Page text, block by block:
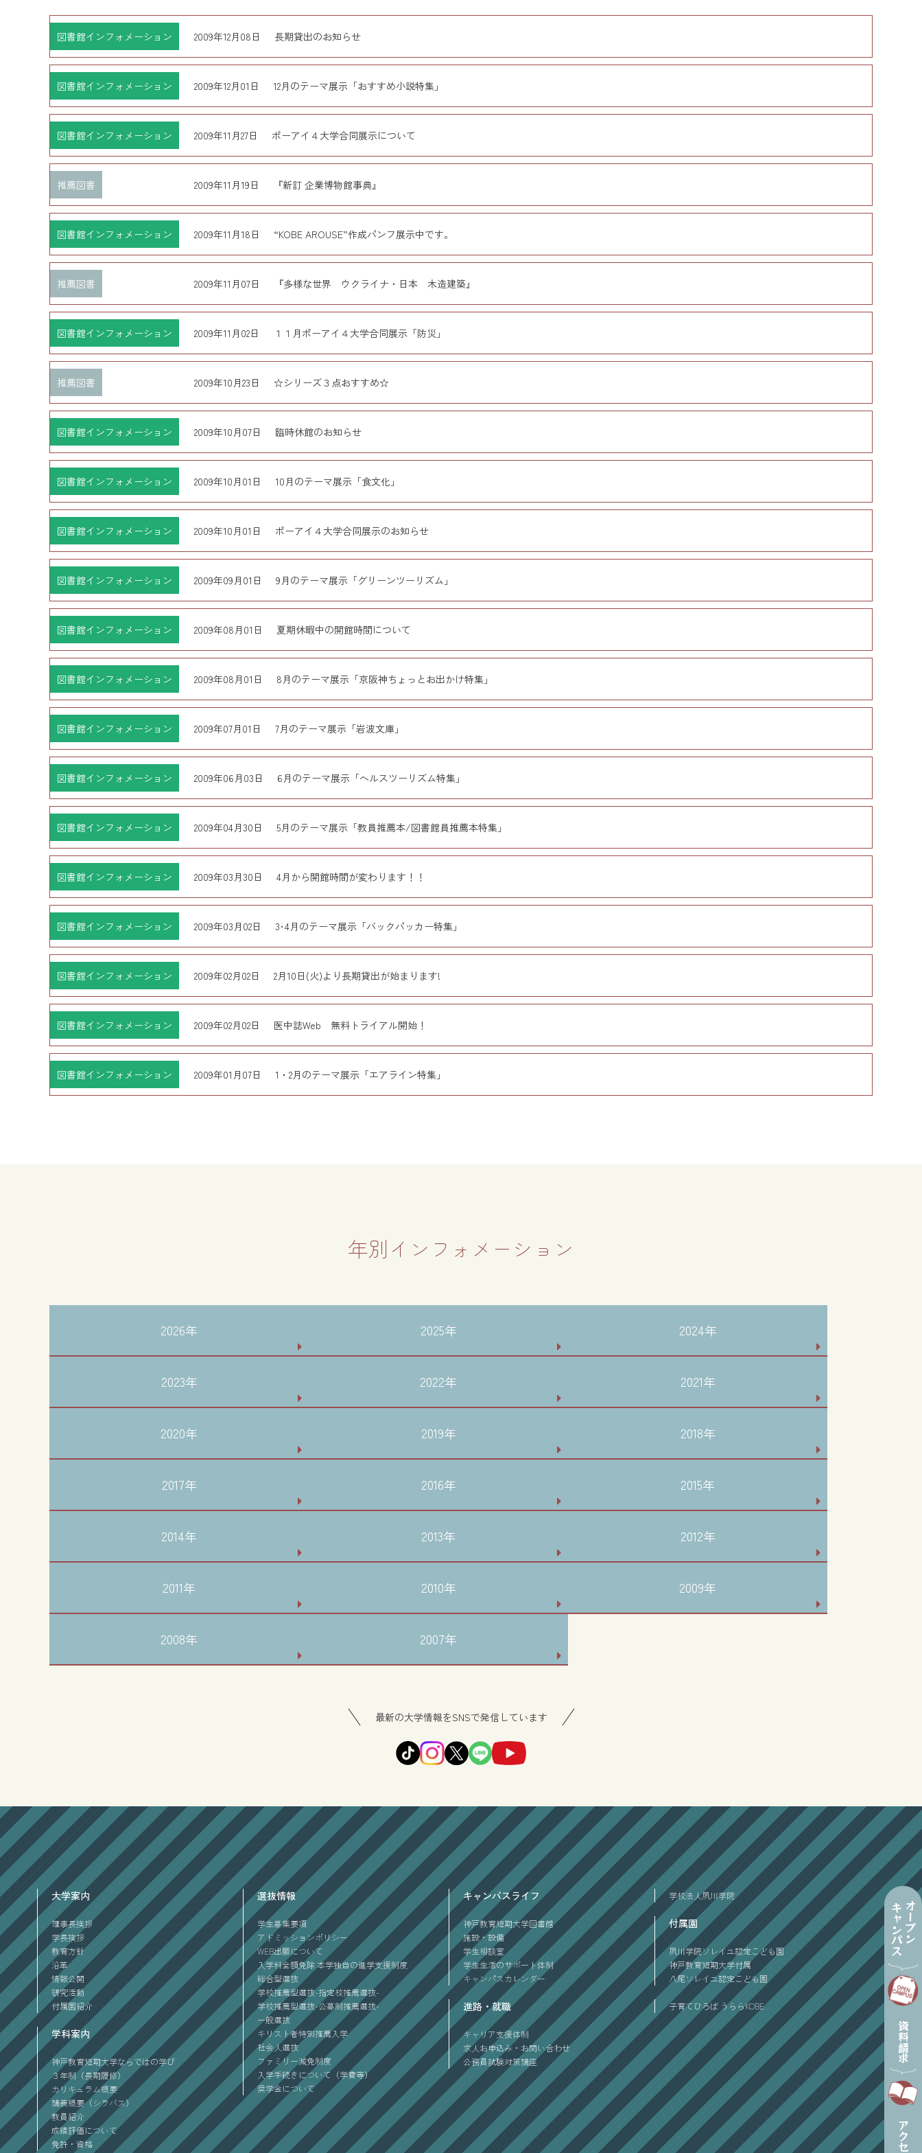
図書館インフォメーション 2009年12月08日 長期貸出のお知らせ
図書館インフォメーション 2009年12月01日 12月のテーマ展示「おすすめ小説特集」
図書館インフォメーション 2009年11月27日 ポーアイ４大学合同展示について
推薦図書 2009年11月19日 『新訂 企業博物館事典』
図書館インフォメーション 2009年11月18日 “KOBE AROUSE”作成パンフ展示中です。
推薦図書 2009年11月07日 『多様な世界 ウクライナ・日本 木造建築』
図書館インフォメーション 2009年11月02日 １１月ポーアイ４大学合同展示「防災」
推薦図書 2009年10月23日 ☆シリーズ３点おすすめ☆
図書館インフォメーション 2009年10月07日 臨時休館のお知らせ
図書館インフォメーション 2009年10月01日 10月のテーマ展示「食文化」
図書館インフォメーション 2009年10月01日 ポーアイ４大学合同展示のお知らせ
図書館インフォメーション 2009年09月01日 9月のテーマ展示「グリーンツーリズム」
図書館インフォメーション 2009年08月01日 夏期休暇中の開館時間について
図書館インフォメーション 2009年08月01日 8月のテーマ展示「京阪神ちょっとお出かけ特集」
図書館インフォメーション 2009年07月01日 7月のテーマ展示「岩波文庫」
図書館インフォメーション 2009年06月03日 6月のテーマ展示「ヘルスツーリズム特集」
図書館インフォメーション 2009年04月30日 5月のテーマ展示「教員推薦本/図書館員推薦本特集」
図書館インフォメーション 2009年03月30日 4月から開館時間が変わります！！
図書館インフォメーション 2009年03月02日 3･4月のテーマ展示「バックパッカー特集」
図書館インフォメーション 2009年02月02日 2月10日(火)より長期貸出が始まります!
図書館インフォメーション 2009年02月02日 医中誌Web 無料トライアル開始！
図書館インフォメーション 2009年01月07日 1・2月のテーマ展示「エアライン特集」
年別インフォメーション
2026年 2025年 2024年
2023年 2022年 2021年
2020年 2019年 2018年
2017年 2016年 2015年
2014年 2013年 2012年
2011年 2010年 2009年
2008年 2007年
最新の大学情報をSNSで発信しています
大学案内
理事長挨拶
学長挨拶
教育方針
沿革
情報公開
研究活動
付属園紹介
学科案内
神戸教育短期大学ならではの学び
３年制（長期履修）
カリキュラム概要
講義概要（シラバス）
教員紹介
成績評価について
免許・資格
選抜情報
学生募集要項
アドミッションポリシー
WEB出願について
入学料全額免除 本学独自の進学支援制度
総合型選抜
学校推薦型選抜-指定校推薦選抜-
学校推薦型選抜-公募制推薦選抜-
一般選抜
キリスト者特別推薦入学
社会人選抜
ファミリー減免制度
入学手続きについて（学費等）
奨学金について
キャンパスライフ
神戸教育短期大学図書館
施設・設備
学生相談室
学生生活のサポート体制
キャンパスカレンダー
進路・就職
キャリア支援体制
求人お申込み・お問い合わせ
公務員試験対策講座
学校法人夙川学院
付属園
夙川学院ソレイユ認定こども園
神戸教育短期大学付属
八尾ソレイユ認定こども園
子育てひろば うららKOBE
オープン
キャンパス
資料請求
アクセス